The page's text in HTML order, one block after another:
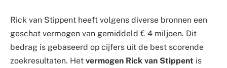
Rick van Stippent heeft volgens diverse bronnen een
geschat vermogen van gemiddeld € 4 miljoen. Dit
bedrag is gebaseerd op cijfers uit de best scorende
zoekresultaten. Het vermogen Rick van Stippent is